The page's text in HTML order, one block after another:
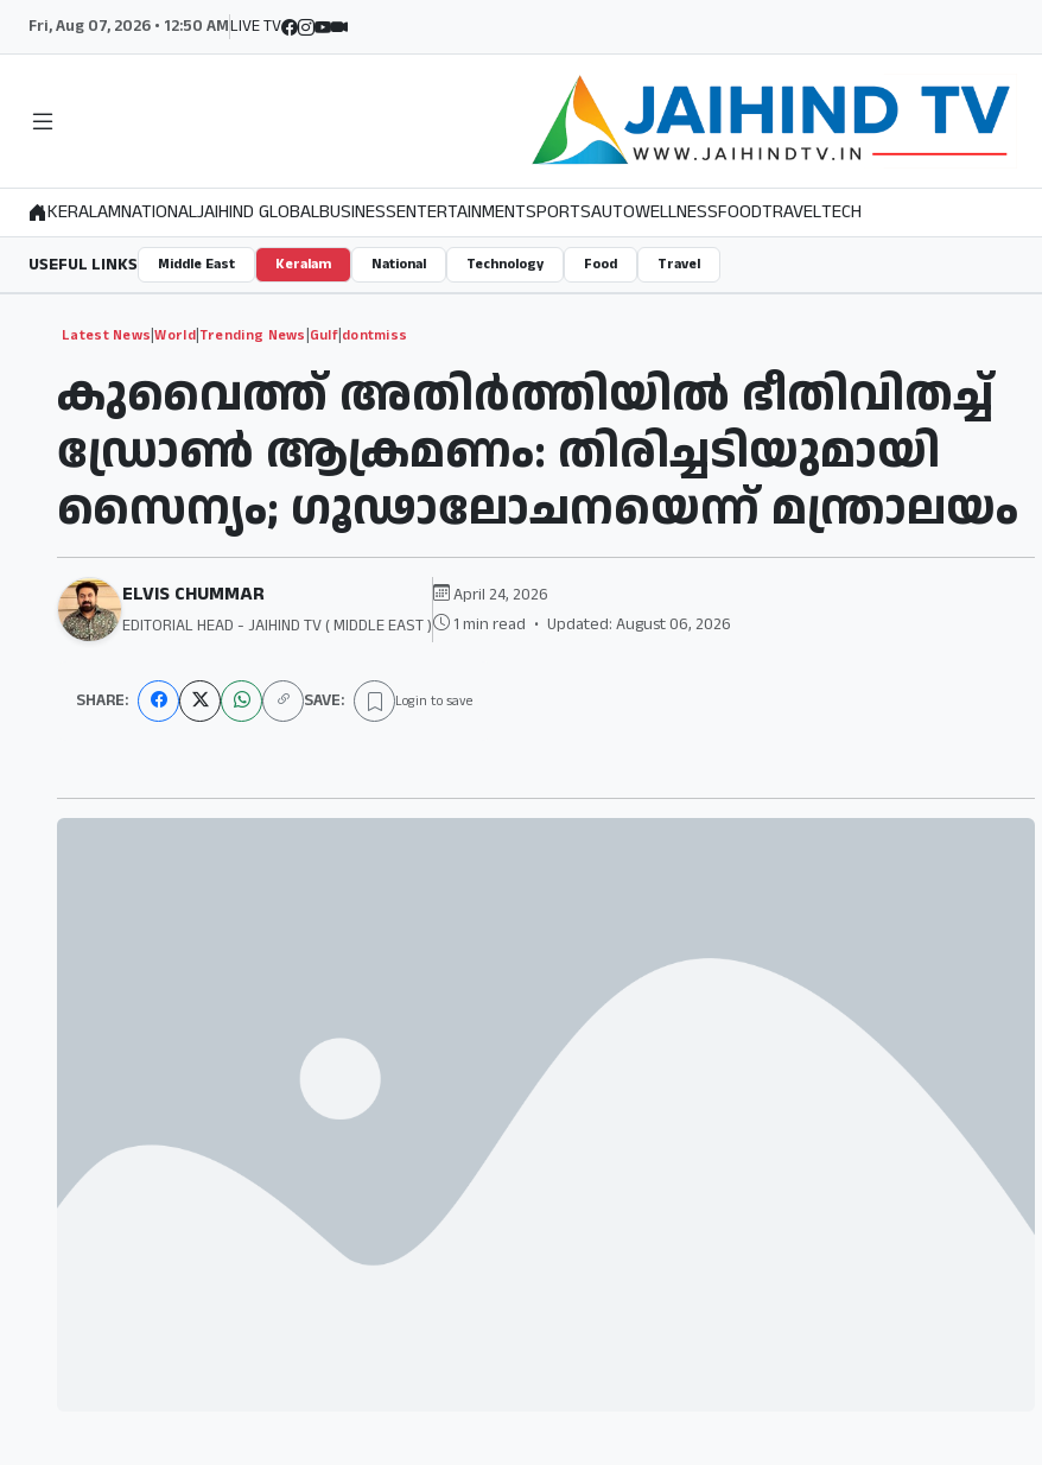
Fri, Aug 07, 2026 • 12:50 AMLIVE TV
KERALAMNATIONALJAIHIND GLOBALBUSINESSENTERTAINMENTSPORTSAUTOWELLNESSFOODTRAVELTECH
USEFUL LINKS Middle East Keralam National Technology Food Travel
Latest News|World|Trending News|Gulf|dontmiss
കുവൈത്ത് അതിർത്തിയിൽ ഭീതിവിതച്ച്
ഡ്രോൺ ആക്രമണം: തിരിച്ചടിയുമായി
സൈന്യം; ഗൂഢാലോചനയെന്ന് മന്ത്രാലയം
ELVIS CHUMMAR
EDITORIAL HEAD - JAIHIND TV ( MIDDLE EAST )
April 24, 2026
1 min read • Updated: August 06, 2026
SHARE: SAVE: Login to save